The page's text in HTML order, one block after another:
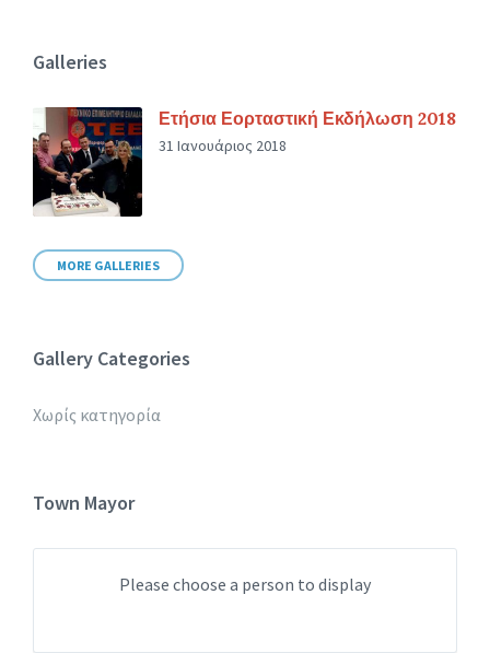
Galleries
Ετήσια Εορταστική Εκδήλωση 2018
31 Ιανουάριος 2018
MORE GALLERIES
Gallery Categories
Χωρίς κατηγορία
Town Mayor
Please choose a person to display